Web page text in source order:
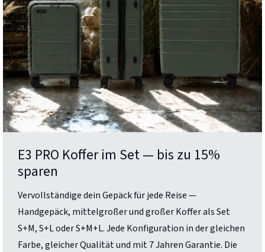
E3 PRO Koffer im Set — bis zu 15%
sparen
Vervollständige dein Gepäck für jede Reise —
Handgepäck, mittelgroßer und großer Koffer als Set
S+M, S+L oder S+M+L. Jede Konfiguration in der gleichen
Farbe, gleicher Qualität und mit 7 Jahren Garantie. Die